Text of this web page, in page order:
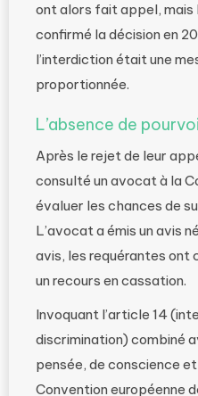
ont alors fait appel, mais
confirmé la décision en
l’interdiction était une
proportionnée.
L’absence de
Après le rejet de leur
consulté un avocat à la
évaluer les chances de
L’avocat a émis un avis
avis, les requérantes ont
un recours en cassation.
Invoquant l’article 14
discrimination) combiné
pensée, de conscience
Convention européenne